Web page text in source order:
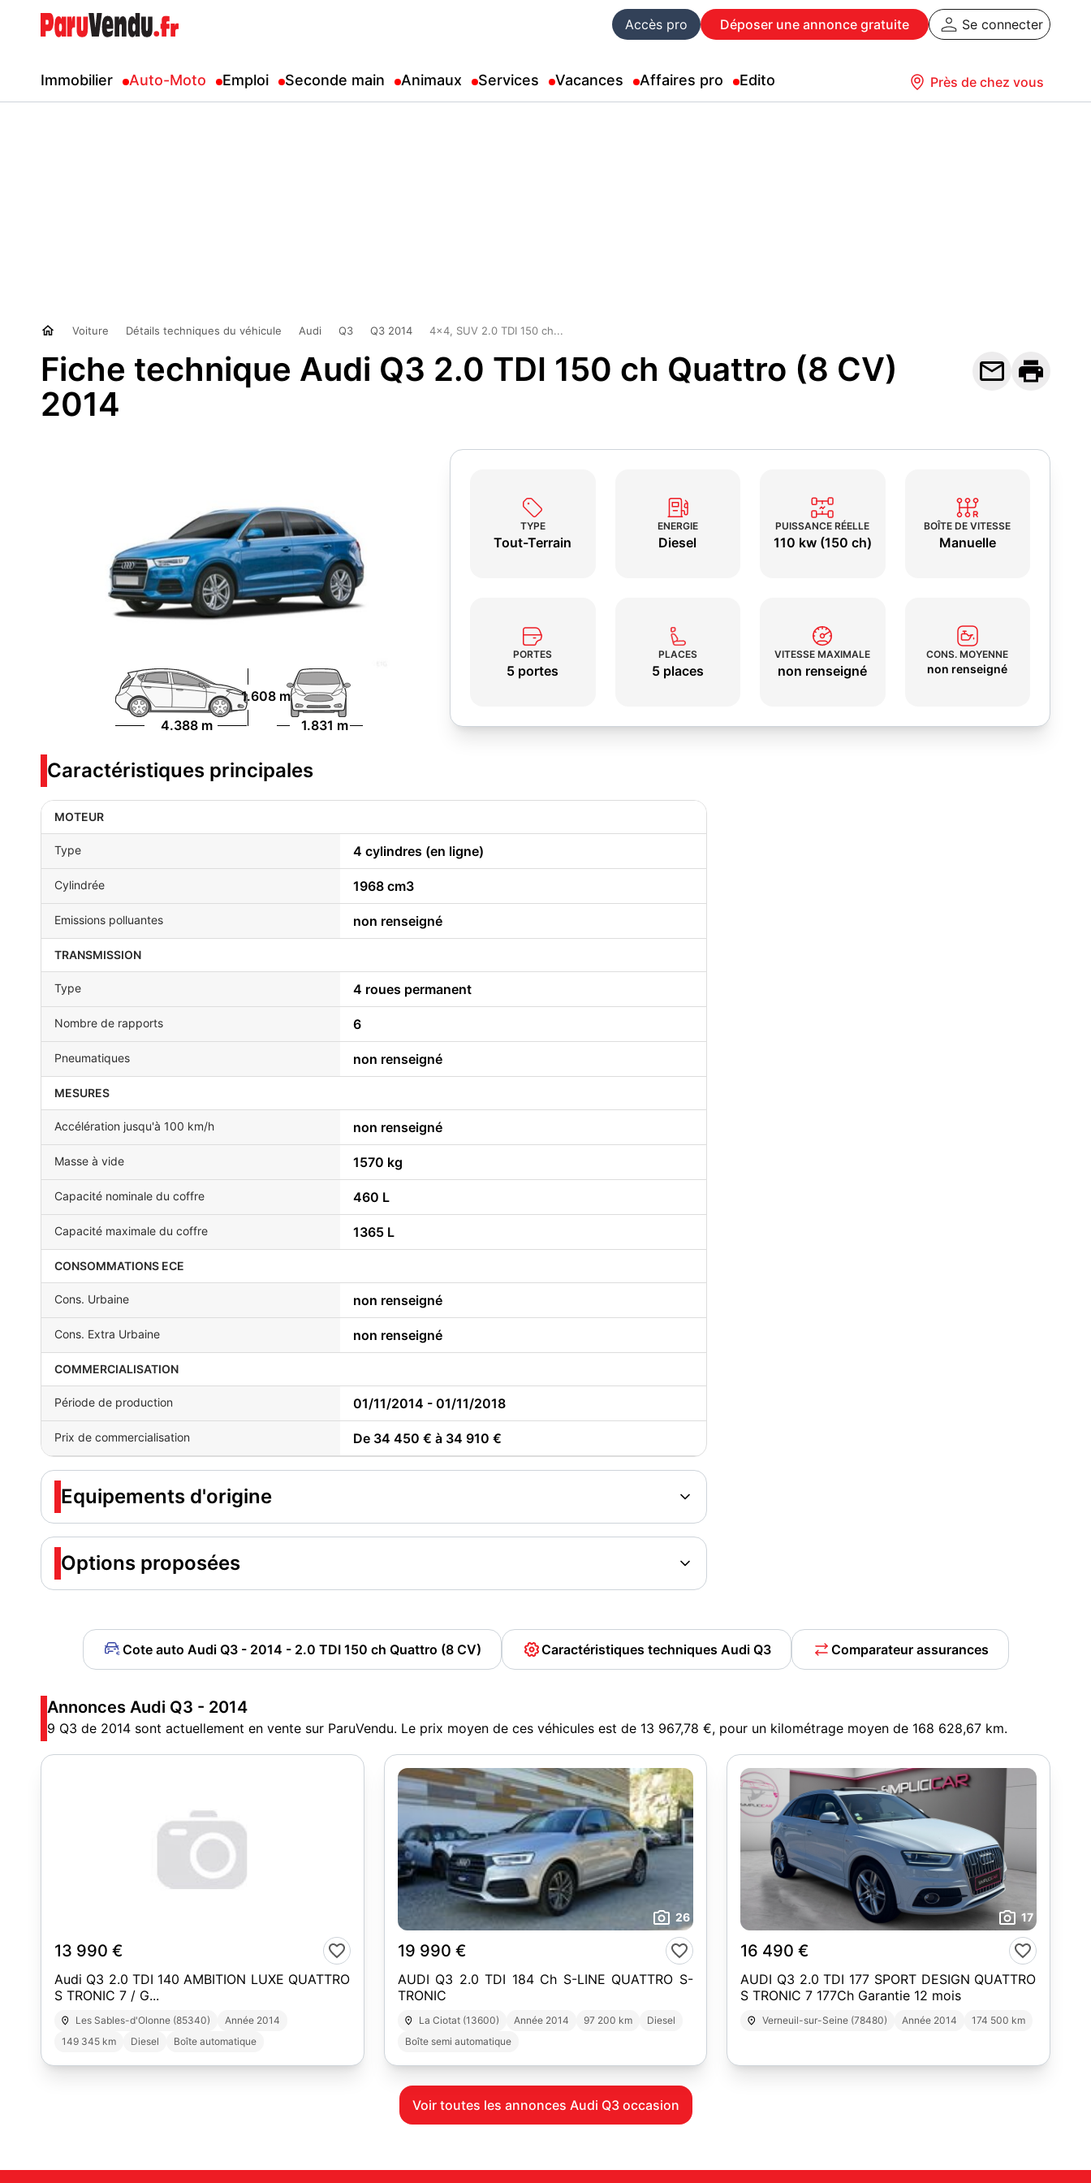
Accès pro Déposer une annonce gratuite Se connecter
Immobilier Auto-Moto Emploi Seconde main Animaux Services Vacances Affaires pro Edito Près de chez vous
Voiture Détails techniques du véhicule Audi Q3 Q3 2014 4x4, SUV 2.0 TDI 150 ch...
Fiche technique Audi Q3 2.0 TDI 150 ch Quattro (8 CV)
2014
 
4.388 m 1.831 m
1.608 m
TYPE
Tout-Terrain
ENERGIE
Diesel
PUISSANCE RÉELLE
110 kw (150 ch)
BOÎTE DE VITESSE
Manuelle
PORTES
5 portes
PLACES
5 places
VITESSE MAXIMALE
non renseigné
CONS. MOYENNE
non renseigné
Caractéristiques principales
MOTEUR
Type 4 cylindres (en ligne)
Cylindrée 1968 cm3
Emissions polluantes non renseigné
TRANSMISSION
Type 4 roues permanent
Nombre de rapports 6
Pneumatiques non renseigné
MESURES
Accélération jusqu'à 100 km/h non renseigné
Masse à vide 1570 kg
Capacité nominale du coffre 460 L
Capacité maximale du coffre 1365 L
CONSOMMATIONS ECE
Cons. Urbaine non renseigné
Cons. Extra Urbaine non renseigné
COMMERCIALISATION
Période de production 01/11/2014 - 01/11/2018
Prix de commercialisation De 34 450 € à 34 910 €
Equipements d'origine
Options proposées
Cote auto Audi Q3 - 2014 - 2.0 TDI 150 ch Quattro (8 CV) Caractéristiques techniques Audi Q3 Comparateur assurances
Annonces Audi Q3 - 2014
9 Q3 de 2014 sont actuellement en vente sur ParuVendu. Le prix moyen de ces véhicules est de 13 967,78 €, pour un kilométrage moyen de 168 628,67 km.
13 990 €
Audi Q3 2.0 TDI 140 AMBITION LUXE QUATTRO
S TRONIC 7 / G...
Les Sables-d'Olonne (85340)
Année 2014
149 345 km
Diesel Boîte automatique
26
19 990 €
AUDI Q3 2.0 TDI 184 Ch S-LINE QUATTRO S-
TRONIC
La Ciotat (13600) Année 2014 97 200 km
Diesel
Boîte semi automatique
17
16 490 €
AUDI Q3 2.0 TDI 177 SPORT DESIGN QUATTRO
S TRONIC 7 177Ch Garantie 12 mois
Verneuil-sur-Seine (78480) Année 2014 174 500 km
Voir toutes les annonces Audi Q3 occasion